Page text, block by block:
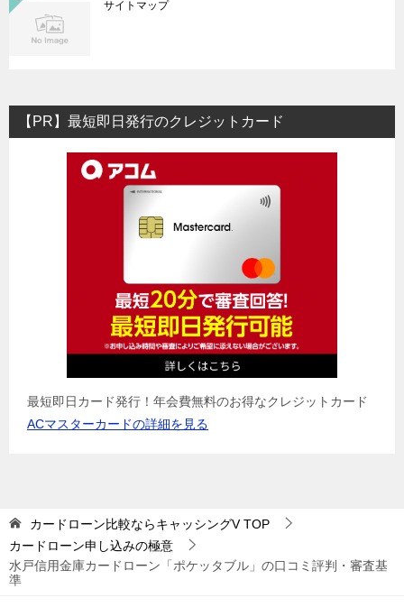
サイトマップ
【PR】最短即日発行のクレジットカード
最短即日カード発行！年会費無料のお得なクレジットカード
ACマスターカードの詳細を見る
カードローン比較ならキャッシングVTOP
カードローン申し込みの極意
水戸信用金庫カードローン「ポケッタブル」の口コミ評判・審査基
準